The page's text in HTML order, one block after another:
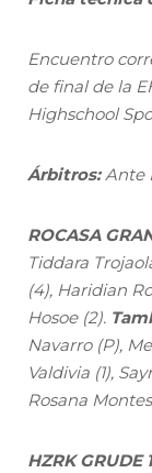
Encuentro
de final de la
Highschool
Árbitros:Ante
ROCASA
Tiddara
(4), Haridian
Hosoe (2).
Navarro (P),
Valdivia (1),
Rosana
HZRK GRUDE